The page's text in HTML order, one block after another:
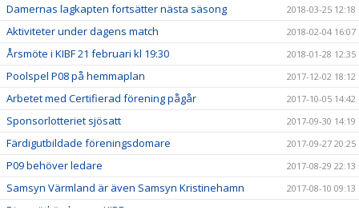
Damernas lagkapten fortsätter nästa säsong 2018-03-25 12:18
Aktiviteter under dagens match 2018-02-04 16:07
Årsmöte i KIBF 21 februari kl 19:30 2018-01-28 12:35
Poolspel P08 på hemmaplan 2017-12-02 18:12
Arbetet med Certifierad förening pågår 2017-10-05 14:42
Sponsorlotteriet sjösatt 2017-09-30 14:19
Färdigutbildade föreningsdomare 2017-09-27 20:25
P09 behöver ledare 2017-08-29 22:13
Samsyn Värmland är även Samsyn Kristinehamn 2017-08-10 09:13
Dina nätköp kan ge KIBF pengar